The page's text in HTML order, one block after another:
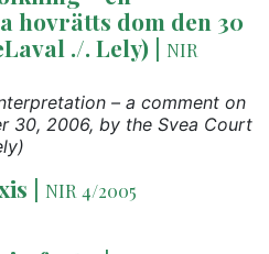
hovrätts dom den 30
./. Lely) | NIR
– a comment on
30, 2006, by the Svea Court
| NIR 4/2005